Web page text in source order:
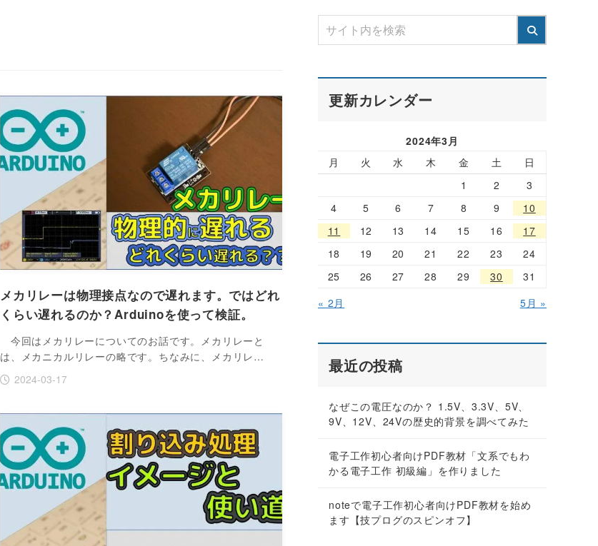
メカリレーは物理接点なので遅れます。ではどれ
くらい遅れるのか？Arduinoを使って検証。
今回はメカリレーについてのお話です。メカリレーと
は、メカニカルリレーの略です。ちなみに、メカリレ…
2024-03-17
更新カレンダー
2024年3月
月
火 水 木 金 土
日
1
2
3
4
5 6 7 8 9
10
11
12 13 14 15 16
17
18
19 20 21 22 23
24
25
26 27 28 29 30
31
« 2月
5月 »
最近の投稿
なぜこの電圧なのか？ 1.5V、3.3V、5V、
9V、12V、24Vの歴史的背景を調べてみた
電子工作初心者向けPDF教材「文系でもわ
かる電子工作 初級編」を作りました
noteで電子工作初心者向けPDF教材を始め
ます【技プログのスピンオフ】